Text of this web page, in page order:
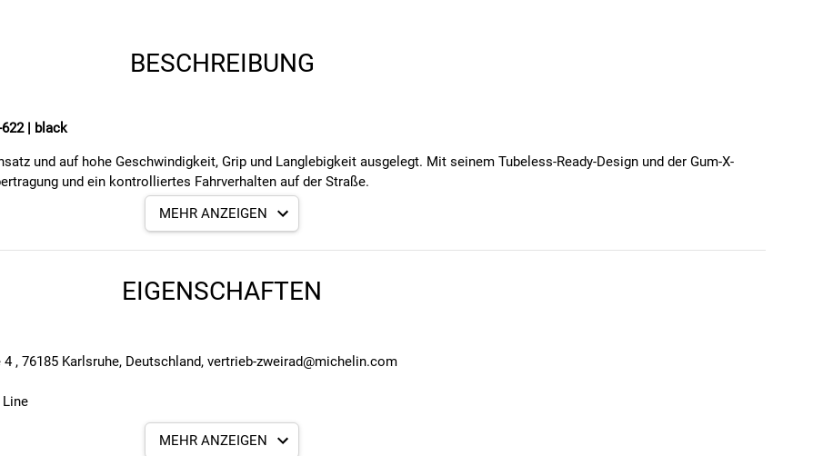
BESCHREIBUNG
| black
und auf hohe Geschwindigkeit, Grip und Langlebigkeit ausgelegt. Mit seinem Tubeless-Ready-Design und der Gum-X-
und ein kontrolliertes Fahrverhalten auf der Straße.
Luftdichtigkeit sowie die Montagefreundlichkeit. Ergänzt wird dies durch die Bead-to-Bead-Shield-Technologie, die die
als auch Flanken verstärkt. Dadurch ist der Reifen für schnelle Trainingsfahrten und anspruchsvolle Einsätze konzipiert.
MEHR ANZEIGEN
EIGENSCHAFTEN
, 76185 Karlsruhe, Deutschland, vertrieb-zweirad@michelin.com
Line
MEHR ANZEIGEN